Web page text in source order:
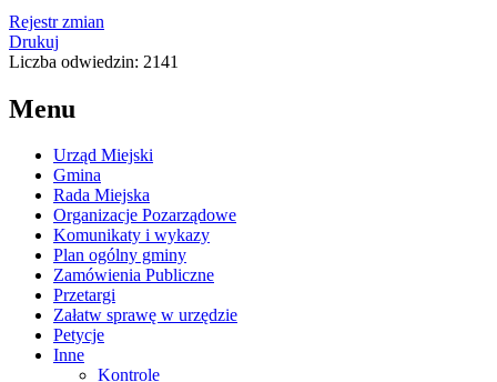
Rejestr zmian
Drukuj
Liczba odwiedzin: 2141
Menu
Urząd Miejski
Gmina
Rada Miejska
Organizacje Pozarządowe
Komunikaty i wykazy
Plan ogólny gminy
Zamówienia Publiczne
Przetargi
Załatw sprawę w urzędzie
Petycje
Inne
Kontrole